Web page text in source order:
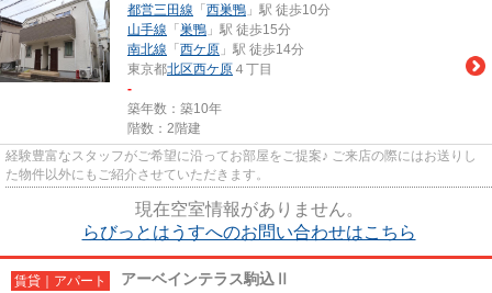
都営三田線 「 西巣鴨 」駅 徒歩10分
山手線 「 巣鴨 」駅 徒歩15分
南北線 「 西ケ原 」駅 徒歩14分
東京都北区西ケ原 ４丁目
-
築年数：築10年
階数：2階建
経験豊富なスタッフがご希望に沿ってお部屋をご提案♪ ご来店の際にはお送りし
た物件以外にもご紹介させていただきます。
現在空室情報がありません。
らびっとはうすへのお問い合わせはこちら
賃貸｜アパート アーベインテラス駒込Ⅱ